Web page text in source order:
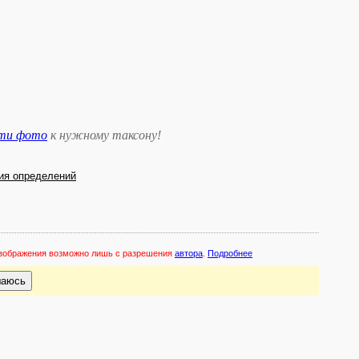
фото к нужному таксону!
определений
возможно лишь с разрешения автора Подробнее